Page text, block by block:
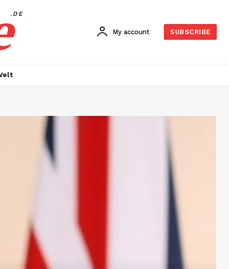
.DE
My account SUBSCRIBE